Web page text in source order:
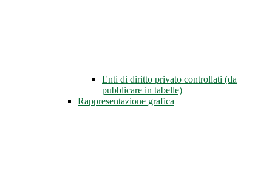
Enti di diritto privato controllati (da
pubblicare in tabelle)
Rappresentazione grafica